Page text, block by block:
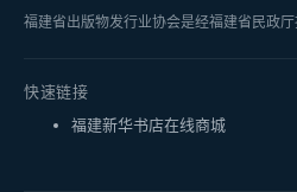
福建省出版物发行业协会是经福建省民政
快速链接
福建新华书店在线商城